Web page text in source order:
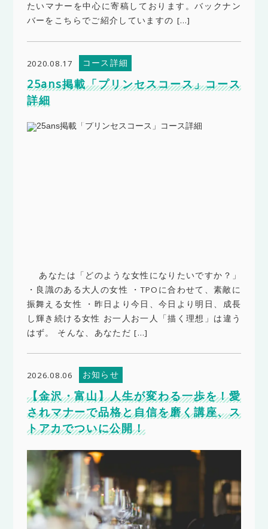
たいマナーを中心に寄稿しております。バックナン
バーをこちらでご紹介していますの […]
2020.08.17 コース詳細
25ans掲載「プリンセスコース」コース
詳細
あなたは「どのような女性になりたいですか？」
・良識のある大人の女性 ・TPOに合わせて、素敵に
振舞える女性 ・昨日より今日、今日より明日、成長
し輝き続ける女性 お一人お一人「描く理想」は違う
はず。 そんな、あなただ […]
2026.08.06 お知らせ
【金沢・富山】人生が変わる一歩を！愛
されマナーで品格と自信を磨く講座、ス
トアカでついに公開！